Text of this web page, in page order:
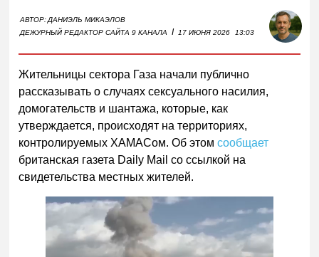
АВТОР:ДАНИЭЛЬ МИКАЭЛОВ
ДЕЖУРНЫЙ РЕДАКТОР САЙТА 9 КАНАЛА
I 17 ИЮНЯ 2026 13:03
Жительницы сектора Газа начали публично
рассказывать о случаях сексуального насилия,
домогательств и шантажа, которые, как
утверждается, происходят на территориях,
контролируемых ХАМАСом. Об этомсообщает
британская газета Daily Mail со ссылкой на
свидетельства местных жителей.